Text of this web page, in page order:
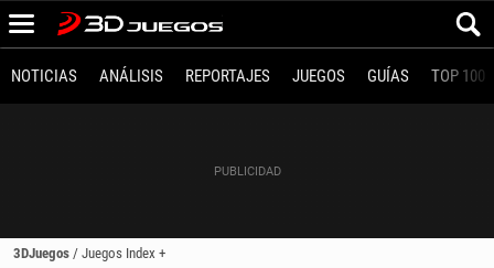
NOTICIAS ANÁLISIS REPORTAJES JUEGOS GUÍAS TOP 100
3DJuegos / Juegos Index +